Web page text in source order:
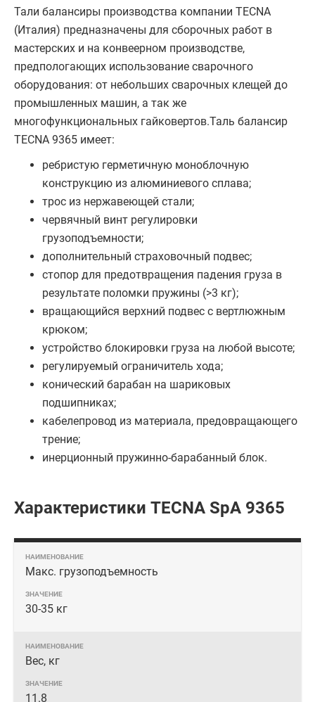
Тали балансиры производства компании TECNA
(Италия) предназначены для сборочных работ в
мастерских и на конвеерном производстве,
предпологающих использование сварочного
оборудования: от небольших сварочных клещей до
промышленных машин, а так же
многофункциональных гайковертов.Таль балансир
TECNA 9365 имеет:
ребристую герметичную моноблочную
конструкцию из алюминиевого сплава;
трос из нержавеющей стали;
червячный винт регулировки
грузоподъемности;
дополнительный страховочный подвес;
стопор для предотвращения падения груза в
результате поломки пружины (>3 кг);
вращающийся верхний подвес с вертлюжным
крюком;
устройство блокировки груза на любой высоте;
регулируемый ограничитель хода;
конический барабан на шариковых
подшипниках;
кабелепровод из материала, предовращающего
трение;
инерционный пружинно-барабанный блок.
Характеристики TECNA SpA 9365
Макс. грузоподъемность
30-35 кг
Вес, кг
11.8